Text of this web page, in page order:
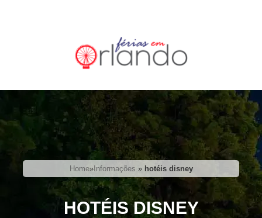
Home»Informações » hotéis disney
HOTÉIS DISNEY